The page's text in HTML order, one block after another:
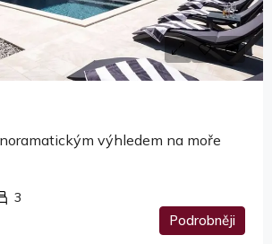
výhledem na moře
3
Podrobněji